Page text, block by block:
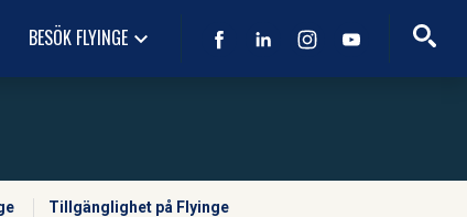
BESÖK FLYINGE keyboard_arrow_down
Tillgänglighet på Flyinge